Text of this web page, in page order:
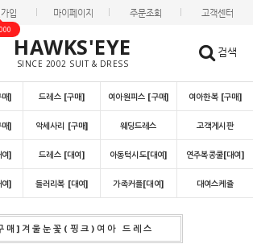
입 마이페이지 주문조회 고객센터
HAWKS'EYE
SINCE 2002 SUIT & DRESS
검색
] 드레스 [구매] 여아원피스 [구매] 여아한복 [구매]
] 악세사리 [구매] 웨딩드레스 고객게시판
] 드레스 [대여] 아동턱시도[대여] 연주복콩쿨[대여]
] 들러리복 [대여] 가족커플[대여] 대여스케쥴
매]겨울눈꽃(핑크)여아 드레스